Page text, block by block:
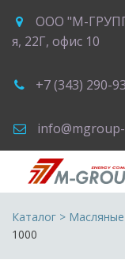
ООО "М-
я, 22Г, офис 10
+7 (343) 290-
Каталог >
1000